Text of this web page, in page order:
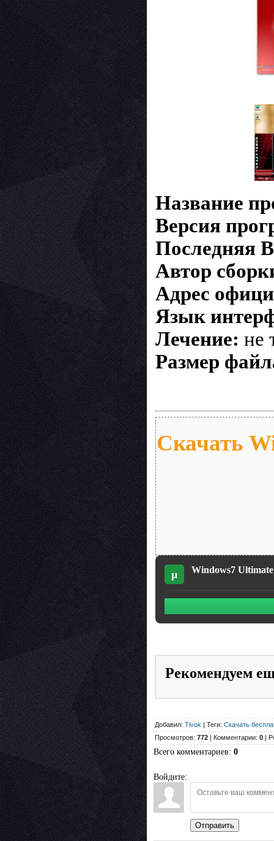
Название
Версия
Последняя
Автор
Адрес
Язык
Лечение: не
Размер
Скачать
µ Windows7
Рекомендуем
Добавил: Tivok | Теги: Скачать
Просмотров: 772 | Комментарии: 0 |
Всего комментариев: 0
Войдите:
Отправить